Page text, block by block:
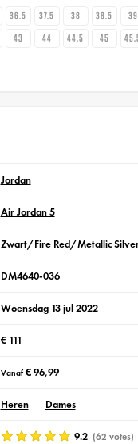
36.5 37.5 38 38.5 39
43 44 44.5 45
Jordan
Air Jordan 5
Zwart/Fire Red/Metallic
DM4640-036
Woensdag 13 jul 2022
€ 111
Vanaf€ 96,99
Heren Dames
9.2 (62 votes)